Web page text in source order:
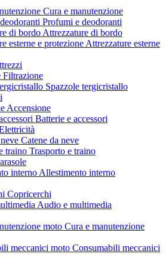
Cura e manutenzione
Profumi e deodoranti
Attrezzature di bordo
Attrezzature esterne
Filtrazione
Spazzole tergicristallo
Accensione
Batterie e accessori
Catene da neve
Trasporto e traino
Allestimento interno
Copricerchi
Audio e multimedia
Cura e manutenzione
Consumabili meccanici